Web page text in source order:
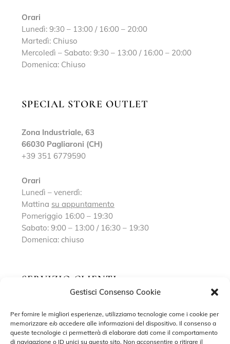
Gestisci Consenso Cookie
Per fornire le migliori esperienze, utilizziamo tecnologie come i cookie per
memorizzare e/o accedere alle informazioni del dispositivo. Il consenso a
queste tecnologie ci permetterà di elaborare dati come il comportamento
di navigazione o ID unici su questo sito. Non acconsentire o ritirare il
Orari
Lunedì: 9:30 – 13:00 / 16:00 – 20:00
Martedì: Chiuso
Mercoledì – Sabato: 9:30 – 13:00 / 16:00 – 20:00
Domenica: Chiuso
SPECIAL STORE OUTLET
Zona Industriale, 63
66030 Pagliaroni (CH)
+39 351 6779590
Orari
Lunedì – venerdì:
Mattina su appuntamento
Pomeriggio 16:00 – 19:30
Sabato: 9:00 – 13:00 / 16:30 – 19:30
Domenica: chiuso
SERVIZIO CLIENTI
Contatti